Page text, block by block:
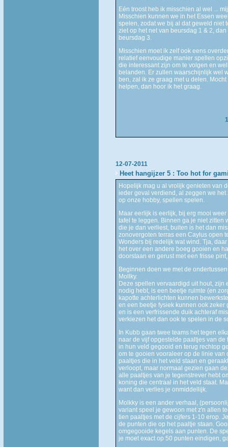
Eén troost heb ik misschien al wel ...
Misschien kunnen we in het Essen
spelen, zodat we bij al dat geweld niet
ziet op het net van beursdag 1 & 2,
beursdag 3.
Misschien moet ik zelf ook eens
relatief eenvoudige manier spellen
die interessant zijn om te volgen en
belanden. Er zullen waarschijnlijk wel
ben, zal ik ze graag met u delen.
helpen, dan hoor ik het graag.
12-07-2011
Heet hangijzer 5 : Too hot for
Hopelijk mag u al vrolijk genieten van
ieder geval verdiend, al zeggen we
op onze hobby, spellen spelen.
Maar eerlijk is eerlijk, bij erg mooi
tafel te leggen. Binnen ga je niet zitten
die je dan verliest, buiten is het dan
zonovergoten terras een Caylus open
Wonders bij redelijk wat wind. Tja,
het over een andere boeg gooien en
doorstaan en gerust met een frisse
Beginnen doen we met de
Mollky.
Deze spellen vervaardigd uit hout, zijn
nodig hebt, is een beetje ruimte (en
kapotte achterlichten kunnen
en een beetje fysiek kunnen ook
en is een verfrissende duik achteraf
verkiezen het dan ook te spelen in de
In Kubb gaan twee teams het tegen
naar de vijf opgestelde paaltjes van
in hun veld gegooid en terug rechtop
om te gooien vooraleer op de linie
paaltjes die in het veld staan en
verloopt, maar normaal gezien gaan
alle paaltjes van je tegenstrever hebt
koning die centraal in het veld staat.
want dan verlies je onmiddellijk.
Molkky is een ander verhaal,
variant speel je gewoon met z'n allen
tien paaltjes met de cijfers 1-10 erop.
de punten die op het paaltje staan.
omgegooide kegels aan punten. De
je moet exact op 50 punten eindigen,